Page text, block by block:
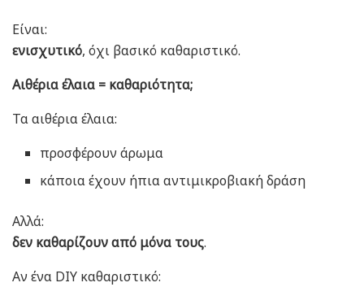
Είναι:
ενισχυτικό, όχι βασικό καθαριστικό.
Αιθέρια έλαια = καθαριότητα;
Τα αιθέρια έλαια:
προσφέρουν άρωμα
κάποια έχουν ήπια αντιμικροβιακή δράση
Αλλά:
δεν καθαρίζουν από μόνα τους.
Αν ένα DIY καθαριστικό: